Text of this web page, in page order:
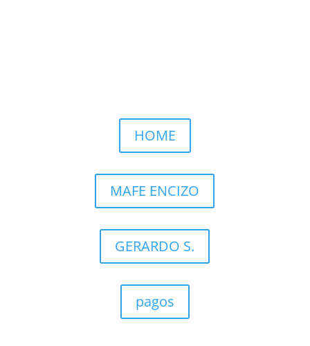
HOME
MAFE ENCIZO
GERARDO S.
pagos